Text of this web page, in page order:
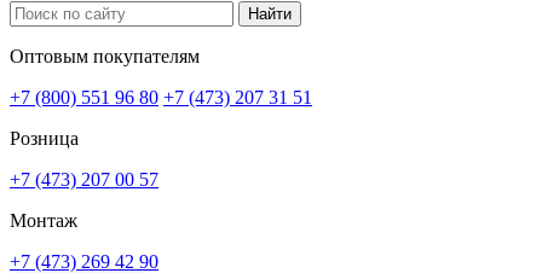
Найти
Оптовым покупателям
+7 (800) 551 96 80 +7 (473) 207 31 51
Розница
+7 (473) 207 00 57
Монтаж
+7 (473) 269 42 90